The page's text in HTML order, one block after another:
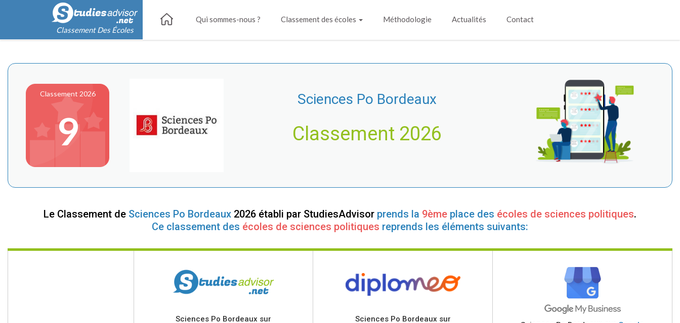
Classement Des Écoles
Qui sommes-nous ? Classement des écoles Méthodologie Actualités Contact
Classement 2026
9
Sciences Po Bordeaux
Classement 2026
Le Classement de Sciences Po Bordeaux 2026 établi par StudiesAdvisor prends la 9ème place des écoles de sciences politiques.
Ce classement des écoles de sciences politiques reprends les éléments suivants:
Sciences Po Bordeaux sur
Sciences Po Bordeaux sur